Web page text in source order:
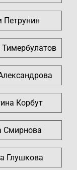
Петрунин
Тимербулатов
Корбут
Смирнова
Глушкова